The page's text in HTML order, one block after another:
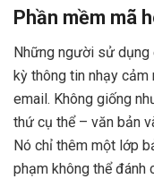
Phần mềm mã
Những người sử dụng
kỳ thông tin nhạy cảm
email. Không giống
thứ cụ thể – văn bản
Nó chỉ thêm một lớp
phạm không thể đánh